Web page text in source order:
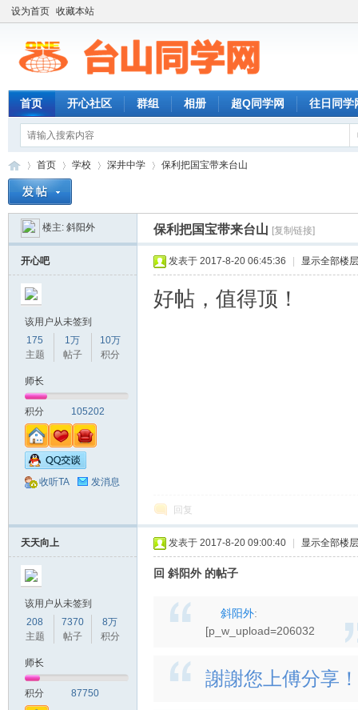
设为首页 收藏本站
首页 开心社区 群组 相册 超Q同学网 往日同学
同
»
首页
›
学校
›
深井中学 保利把国宝带来台山
楼主: 斜阳外 保利把国宝带来台山 [复制链接]
开心吧
该用户从未签到
175
主题
1万
帖子
10万
积分
师长
积分 105202
收听TA 发消息
发表于 2017-8-20 06:45:36 显示全部楼层
好帖，值得顶！
回复
天天向上
该用户从未签到
208
主题
7370
帖子
8万
积分
师长
积分 87750
发表于 2017-8-20 09:00:40 显示全部楼层
回 斜阳外 的帖子
斜阳外:
[p_w_upload=206032
謝謝您上傅分享！